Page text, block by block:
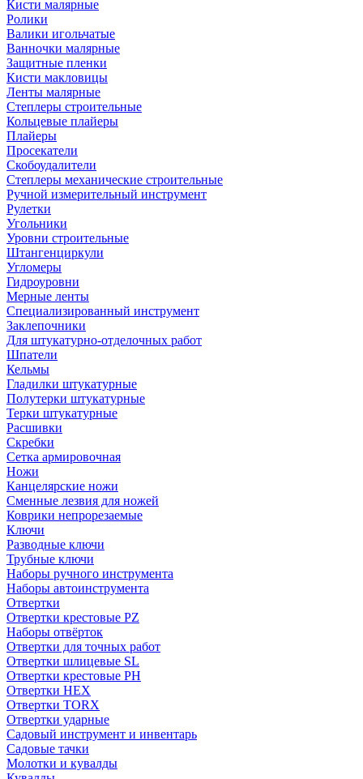
Кисти малярные
Ролики
Валики игольчатые
Ванночки малярные
Защитные пленки
Кисти макловицы
Ленты малярные
Степлеры строительные
Кольцевые плайеры
Плайеры
Просекатели
Скобоудалители
Степлеры механические строительные
Ручной измерительный инструмент
Рулетки
Угольники
Уровни строительные
Штангенциркули
Угломеры
Гидроуровни
Мерные ленты
Специализированный инструмент
Заклепочники
Для штукатурно-отделочных работ
Шпатели
Кельмы
Гладилки штукатурные
Полутерки штукатурные
Терки штукатурные
Расшивки
Скребки
Сетка армировочная
Ножи
Канцелярские ножи
Сменные лезвия для ножей
Коврики непрорезаемые
Ключи
Разводные ключи
Трубные ключи
Наборы ручного инструмента
Наборы автоинструмента
Отвертки
Отвертки крестовые PZ
Наборы отвёрток
Отвертки для точных работ
Отвертки шлицевые SL
Отвертки крестовые PH
Отвертки HEX
Отвертки TORX
Отвертки ударные
Садовый инструмент и инвентарь
Садовые тачки
Молотки и кувалды